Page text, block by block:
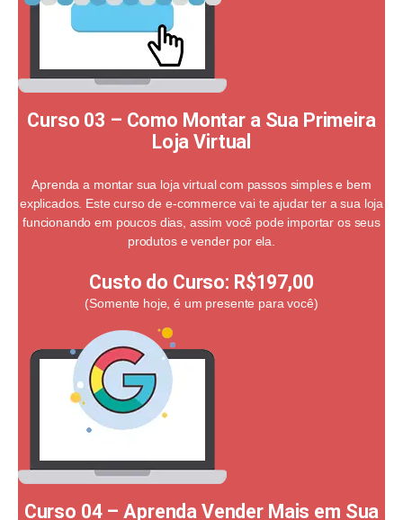
Curso 03 – Como Montar a Sua Primeira
Loja Virtual
Aprenda a montar sua loja virtual com passos simples e bem
explicados. Este curso de e-commerce vai te ajudar ter a sua loja
funcionando em poucos dias, assim você pode importar os seus
produtos e vender por ela.
Custo do Curso: R$197,00
(Somente hoje, é um presente para você)
Curso 04 – Aprenda Vender Mais em Sua